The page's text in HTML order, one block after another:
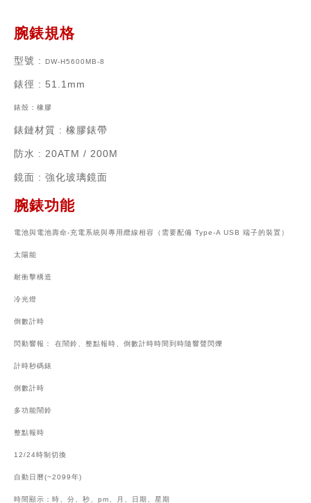
腕錶規格
型號 : DW-H5600MB-8
錶徑 : 51.1mm
錶殼： 橡膠
錶鏈材質 : 橡膠錶帶
防水 : 20ATM / 200M
鏡面 : 強化玻璃鏡面
腕錶功能
電池與電池壽命-充電系統與專用纜線相容（需要配備 Type-A USB 端子的裝置）
太陽能
耐衝擊構造
冷光燈
倒數計時
閃動響報： 在鬧鈴、整點報時、倒數計時時間到時隨響聲閃爍
計時秒碼錶
倒數計時
多功能鬧鈴
整點報時
12/24時制切換
自動日曆(~2099年)
時間顯示：時、分、秒、pm、月、日期、星期